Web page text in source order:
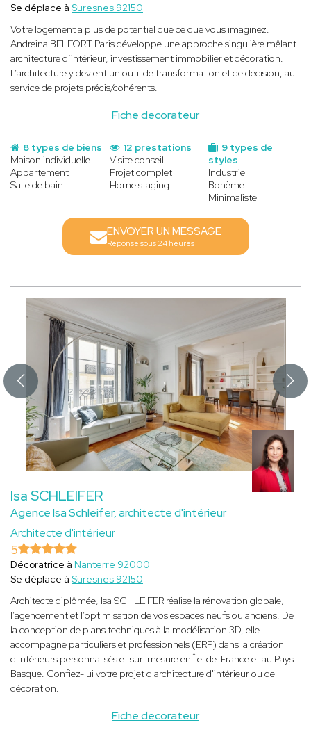
Fiche decorateur
Se déplace à Suresnes 92150
Votre logement a plus de potentiel que ce que vous imaginez.
Andreina BELFORT Paris développe une approche singulière mêlant
architecture d’intérieur, investissement immobilier et décoration.
L’architecture y devient un outil de transformation et de décision, au
service de projets précis/cohérents.
8 types de biens
Maison individuelle
Appartement
Salle de bain
9 types de
styles
Industriel
Bohème
Minimaliste
12 prestations
Visite conseil
Projet complet
Home staging
ENVOYER UN MESSAGE
Réponse sous 24 heures
Isa SCHLEIFER
Agence Isa Schleifer, architecte d'intérieur
Architecte d'intérieur
Fiche decorateur
5
Décoratrice à Nanterre 92000
Se déplace à Suresnes 92150
Architecte diplômée, Isa SCHLEIFER réalise la rénovation globale,
l’agencement et l’optimisation de vos espaces neufs ou anciens. De
la conception de plans techniques à la modélisation 3D, elle
accompagne particuliers et professionnels (ERP) dans la création
d'intérieurs personnalisés et sur-mesure en Île-de-France et au Pays
Basque. Confiez-lui votre projet d'architecture d'intérieur ou de
décoration.